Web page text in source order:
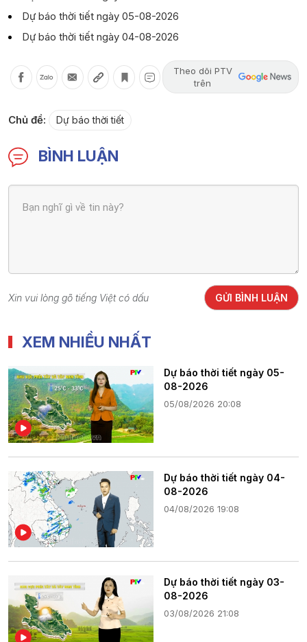
Dự báo thời tiết ngày 05-08-2026
Dự báo thời tiết ngày 04-08-2026
Theo dõi PTV
trên
Chủ đề: Dự báo thời tiết
BÌNH LUẬN
Xin vui lòng gõ tiếng Việt có dấu GỬI BÌNH LUẬN
XEM NHIỀU NHẤT
Dự báo thời tiết ngày 05-
08-2026
05/08/2026 20:08
Dự báo thời tiết ngày 04-
08-2026
04/08/2026 19:08
Dự báo thời tiết ngày 03-
08-2026
03/08/2026 21:08